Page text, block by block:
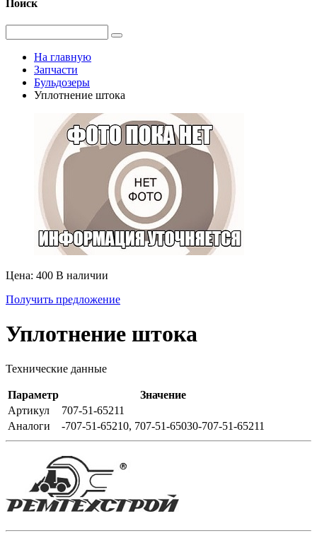
Поиск
На главную
Запчасти
Бульдозеры
Уплотнение штока
Цена: 400 В наличии
Получить предложение
Уплотнение штока
Технические данные
Параметр
Значение
Артикул
707-51-65211
Аналоги
-707-51-65210, 707-51-65030-707-51-65211